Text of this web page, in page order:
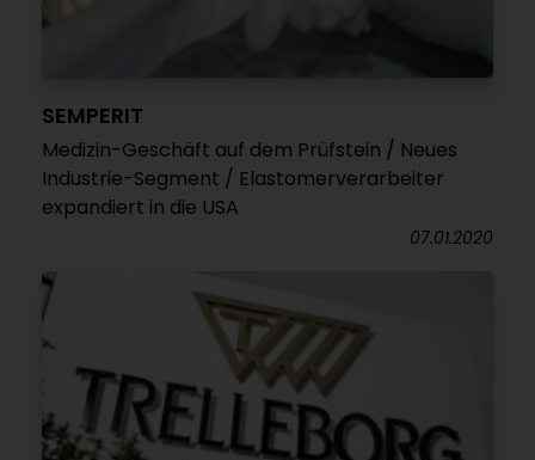
SEMPERIT
Medizin-Geschäft auf dem Prüfstein / Neues
Industrie-Segment / Elastomerverarbeiter
expandiert in die USA
07.01.2020